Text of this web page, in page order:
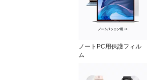
ノートPC用保護フィル
ム